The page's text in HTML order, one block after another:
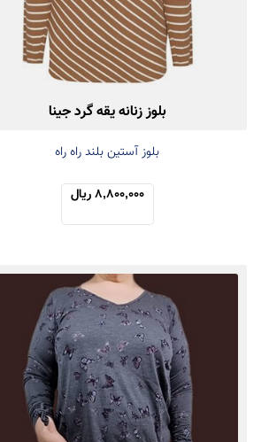
بلوز زنانه یقه گرد جینا
بلوز آستین بلند راه راه
8,800,000 ریال